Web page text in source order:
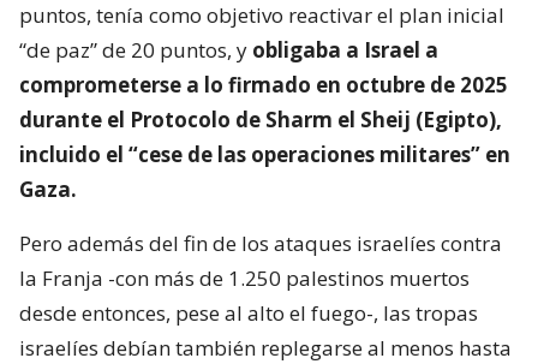
puntos, tenía como objetivo reactivar el plan inicial
“de paz” de 20 puntos, y obligaba a Israel a
comprometerse a lo firmado en octubre de 2025
durante el Protocolo de Sharm el Sheij (Egipto),
incluido el “cese de las operaciones militares” en
Gaza.
Pero además del fin de los ataques israelíes contra
la Franja -con más de 1.250 palestinos muertos
desde entonces, pese al alto el fuego-, las tropas
israelíes debían también replegarse al menos hasta